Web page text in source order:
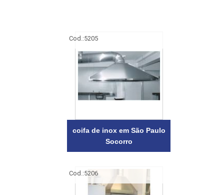
Cod.:5205
coifa de inox em São Paulo
Socorro
Cod.:5206